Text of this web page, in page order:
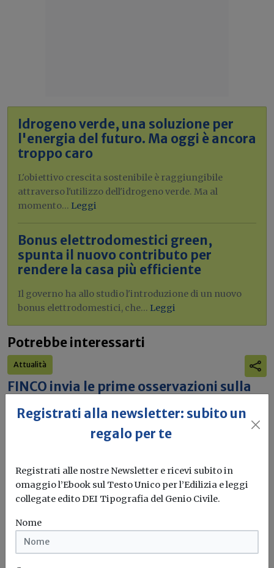
Idrogeno verde, una soluzione per
l'energia del futuro. Ma oggi è ancora
troppo caro
L'obiettivo crescita sostenibile è raggiungibile
attraverso l'utilizzo dell'idrogeno verde. Ma al
momento... Leggi
Bonus elettrodomestici green,
spunta il nuovo contributo per
rendere la casa più efficiente
Il governo ha allo studio l'introduzione di un nuovo
bonus elettrodomestici, che... Leggi
Potrebbe interessarti
Attualità
FINCO invia le prime osservazioni sulla
La Federazione ha trasmesso alla Presidenza del Consiglio
le considerazioni delle imprese...
Edilizia lombarda, CNA: “Con
l’incertezza geopolitica, oltre 150mila
Registrati alla newsletter: subito un
regalo per te
Registrati alle nostre Newsletter e ricevi subito in
omaggio l’Ebook sul Testo Unico per l’Edilizia e leggi
collegate edito DEI Tipografia del Genio Civile.
Nome